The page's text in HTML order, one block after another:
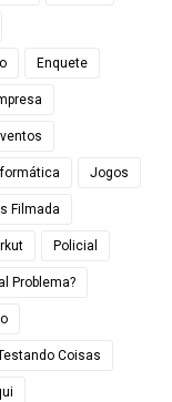
Enquete
Jogos
Filmada
Policial
Problema?
Coisas